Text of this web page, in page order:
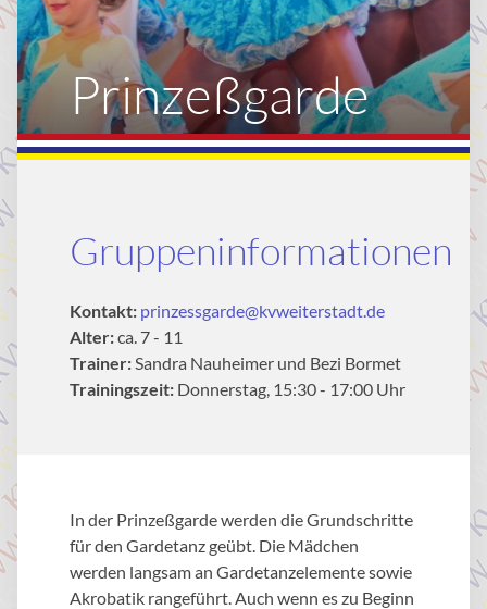
Prinzeßgarde
Gruppeninformationen
Kontakt: prinzessgarde@kvweiterstadt.de
Alter:ca. 7 - 11
Trainer:Sandra Nauheimer und Bezi Bormet
Trainingszeit: Donnerstag, 15:30 - 17:00 Uhr
In der Prinzeßgarde werden die Grundschritte
für den Gardetanz geübt. Die Mädchen
werden langsam an Gardetanzelemente sowie
Akrobatik rangeführt. Auch wenn es zu Beginn